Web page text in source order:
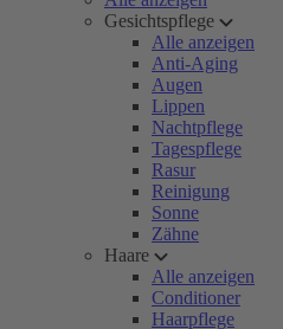
Gesichtspflege
Alle anzeigen
Anti-Aging
Augen
Lippen
Nachtpflege
Tagespflege
Rasur
Reinigung
Sonne
Zähne
Haare
Alle anzeigen
Conditioner
Haarpflege